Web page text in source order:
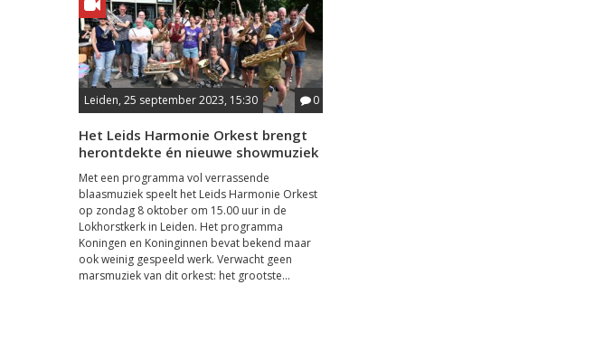
Leiden, 25 september 2023, 15:30 0
Het Leids Harmonie Orkest brengt
herontdekte én nieuwe showmuziek
Met een programma vol verrassende
blaasmuziek speelt het Leids Harmonie Orkest
op zondag 8 oktober om 15.00 uur in de
Lokhorstkerk in Leiden. Het programma
Koningen en Koninginnen bevat bekend maar
ook weinig gespeeld werk. Verwacht geen
marsmuziek van dit orkest: het grootste...